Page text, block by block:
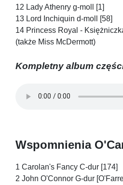
12 Lady Athenry g-moll [1]
13 Lord Inchiquin d-moll [58]
14 Princess Royal -
(także Miss McDermott)
Kompletny album
Wspomnienia
1 Carolan's Fancy C-dur [174]
2 John O'Connor G-dur